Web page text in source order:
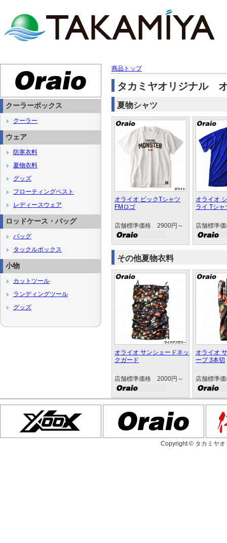
商品トップ
タカミヤオリジナル
夏物シャツ
オライオ ビックTシャツ
FMロゴ
店舗標準価格 2900円～
オライオ
ライ Tシャ
店舗標準
その他夏物衣料
オライオ サンシェードネッ
クガード
店舗標準価格 2000円～
オライオ
ーブ 3本切
店舗標準
クーラーボックス
クーラー
ウェア
防寒衣料
夏物衣料
グッズ
フローティングベスト
レディースウェア
ロッドケース・バッグ
バッグ
タックルボックス
小物
カットツール
ランディングツール
グッズ
Copyright © タカミヤ